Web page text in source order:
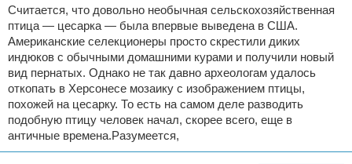
Считается, что довольно необычная сельскохозяйственная
птица — цесарка — была впервые выведена в США.
Американские селекционеры просто скрестили диких
индюков с обычными домашними курами и получили новый
вид пернатых. Однако не так давно археологам удалось
откопать в Херсонесе мозаику с изображением птицы,
похожей на цесарку. То есть на самом деле разводить
подобную птицу человек начал, скорее всего, еще в
античные времена.Разумеется,